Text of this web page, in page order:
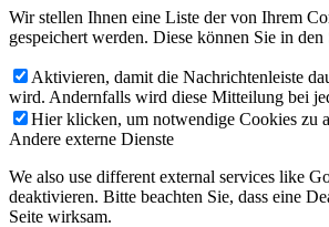
Wir stellen Ihnen eine Liste der von Ihrem
gespeichert werden. Diese können Sie in
Aktivieren, damit die Nachrichtenleiste
wird. Andernfalls wird diese Mitteilung bei
Hier klicken, um notwendige Cookies zu
Andere externe Dienste
We also use different external services like
deaktivieren. Bitte beachten Sie, dass eine
Seite wirksam.